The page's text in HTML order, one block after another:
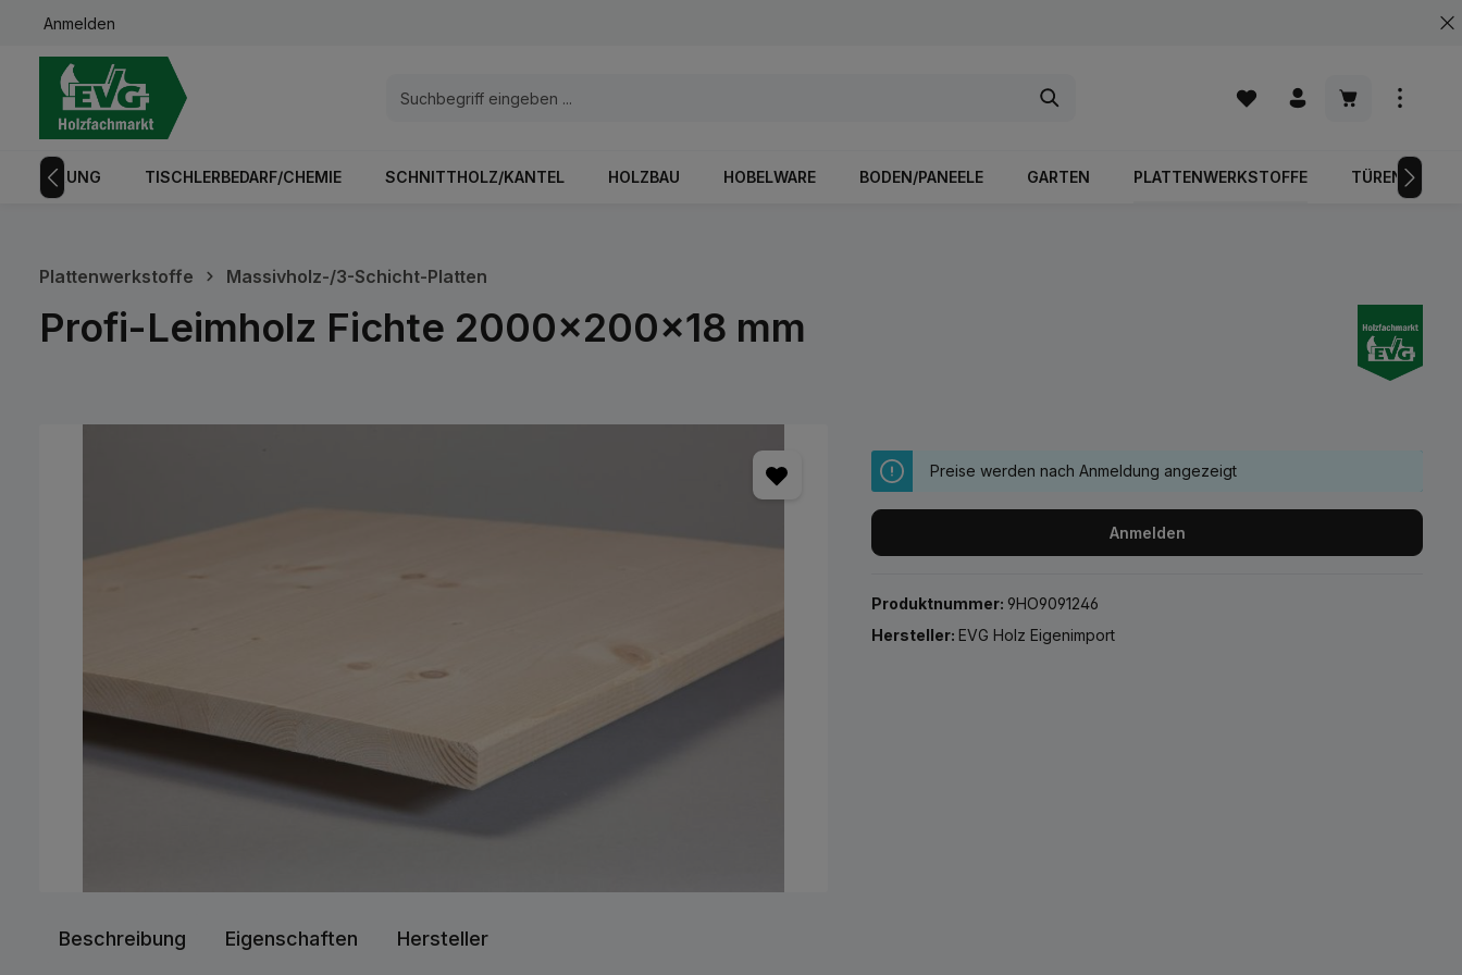
Zur Hauptnavigation springen
Anmelden
Warenkorb
TISCHLERBEDARF/CHEMIE SCHNITTHOLZ/KANTEL HOLZBAU HOBELWARE BODEN/PANEELE GARTEN PLATTENWERKSTOFFE TÜREN
Plattenwerkstoffe Massivholz-/3-Schicht-Platten
Profi-Leimholz Fichte 2000x200x18 mm
Preise werden nach Anmeldung angezeigt
Anmelden
Produktnummer: 9HO9091246
Hersteller:EVG Holz Eigenimport
Beschreibung Eigenschaften Hersteller